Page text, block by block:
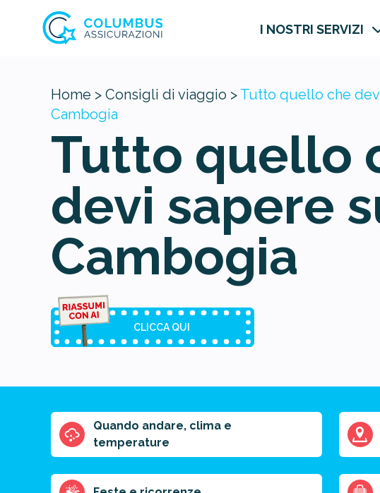
I NOSTRI SERVIZI
Home > Consigli di viaggio > Tutto quello che
Cambogia
Tutto quello
devi sapere
Cambogia
CLICCA QUI
Riassunto
dell'articolo
del riassunto
Quando andare, clima e
temperature